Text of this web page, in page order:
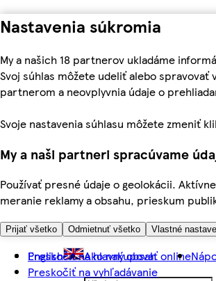
Nastavenia súkromia
My a našich 18 partnerov ukladáme
Svoj súhlas môžete udeliť alebo
partnerom a neovplyvnia údaje o
Svoje nastavenia súhlasu môžete zmeniť
My a naši partneri spracúvame
Používať presné údaje o geolokácii.
meranie reklamy a obsahu, prieskum
Prijať všetko Odmietnuť všetko Vlastné
Preskočiť na hlavný obsah
Preskočiť na vyhľadávanie
English Ako nakupovať online